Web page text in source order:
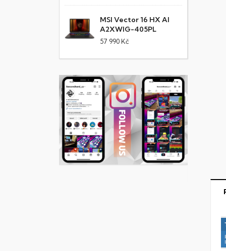
MSI Vector 16 HX AI
A2XWIG-405PL
57 990 Kč